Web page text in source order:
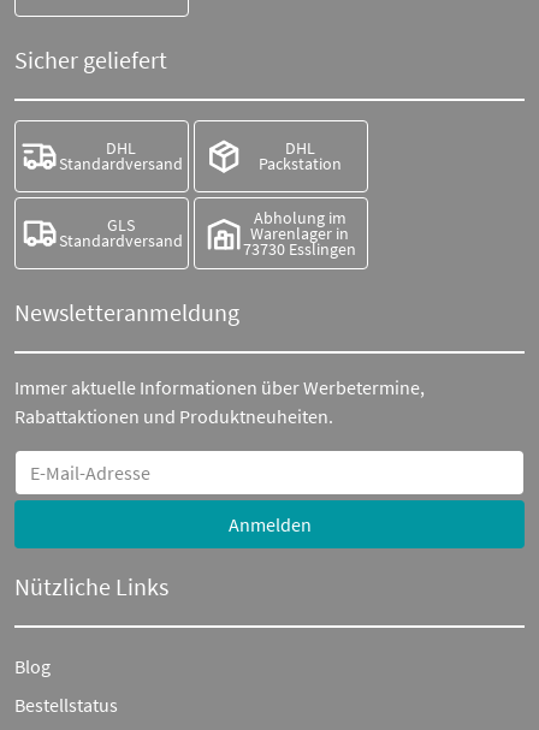
Sicher geliefert
DHL
Standardversand
DHL
Packstation
GLS
Standardversand
Abholung im
Warenlager in
73730 Esslingen
Newsletteranmeldung
Immer aktuelle Informationen über Werbetermine,
Rabattaktionen und Produktneuheiten.
Anmelden
Nützliche Links
Blog
Bestellstatus